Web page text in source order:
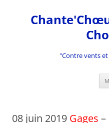
contenu
"Contre vents et
08 juin 2019 Gages –